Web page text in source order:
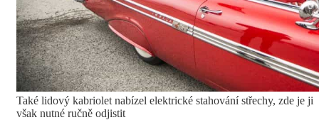
Také lidový kabriolet nabízel elektrické stahování střechy, zde je ji
však nutné ručně odjistit